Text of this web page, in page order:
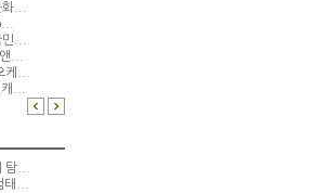
...
...
...
케...
...
탐...
...